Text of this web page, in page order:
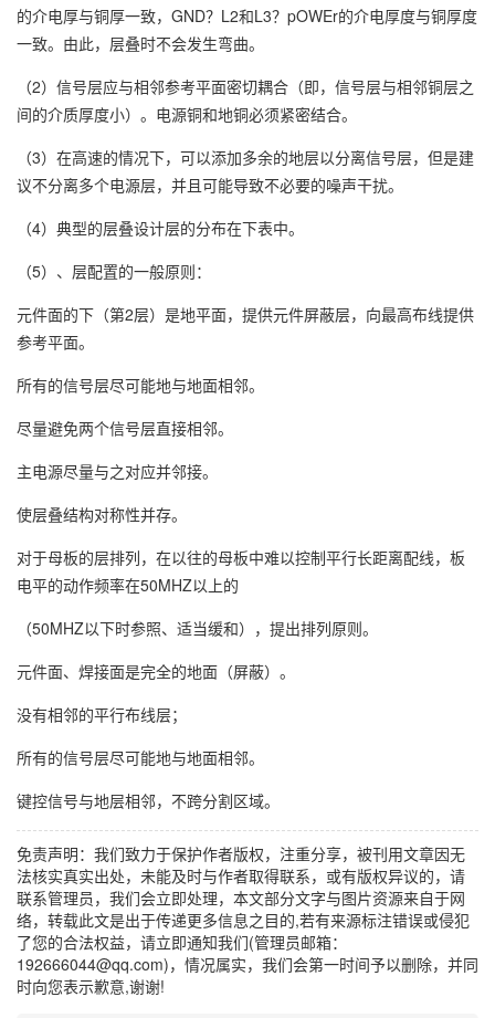
的介电厚与铜厚一致，GND？L2和L3？pOWEr的介电厚度与铜厚度
一致。由此，层叠时不会发生弯曲。
（2）信号层应与相邻参考平面密切耦合（即，信号层与相邻铜层之
间的介质厚度小）。电源铜和地铜必须紧密结合。
（3）在高速的情况下，可以添加多余的地层以分离信号层，但是建
议不分离多个电源层，并且可能导致不必要的噪声干扰。
（4）典型的层叠设计层的分布在下表中。
（5）、层配置的一般原则：
元件面的下（第2层）是地平面，提供元件屏蔽层，向最高布线提供
参考平面。
所有的信号层尽可能地与地面相邻。
尽量避免两个信号层直接相邻。
主电源尽量与之对应并邻接。
使层叠结构对称性并存。
对于母板的层排列，在以往的母板中难以控制平行长距离配线，板
电平的动作频率在50MHZ以上的
（50MHZ以下时参照、适当缓和），提出排列原则。
元件面、焊接面是完全的地面（屏蔽）。
没有相邻的平行布线层；
所有的信号层尽可能地与地面相邻。
键控信号与地层相邻，不跨分割区域。
免责声明：我们致力于保护作者版权，注重分享，被刊用文章因无
法核实真实出处，未能及时与作者取得联系，或有版权异议的，请
联系管理员，我们会立即处理，本文部分文字与图片资源来自于网
络，转载此文是出于传递更多信息之目的,若有来源标注错误或侵犯
了您的合法权益，请立即通知我们(管理员邮箱：
192666044@qq.com)，情况属实，我们会第一时间予以删除，并同
时向您表示歉意,谢谢!